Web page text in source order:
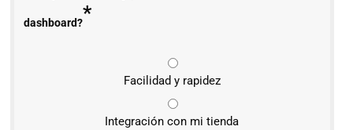
dashboard?*
Facilidad y rapidez
Integración con mi tienda